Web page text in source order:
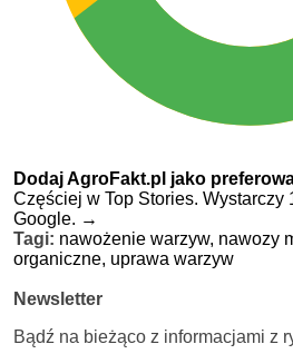
Dodaj AgroFakt.pl jako
Częściej w Top Stories.
Google. →
Tagi: nawożenie warzyw, nawozy
organiczne, uprawa warzyw
Newsletter
Bądź na bieżąco z informacjami z